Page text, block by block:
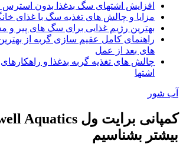
افزایش اشتهای سگ بدغذا بدون استرس
مزایا و چالش‌ های تغذیه سگ با غذای
بهترین رژیم غذایی برای سگ‌ های پیر و
راهنمای کامل عقیم سازی گربه از
های بعد از عمل
چالش‌ های تغذیه گربه بدغذا و
اشتها
آب شور
بیشتر بشناسیم